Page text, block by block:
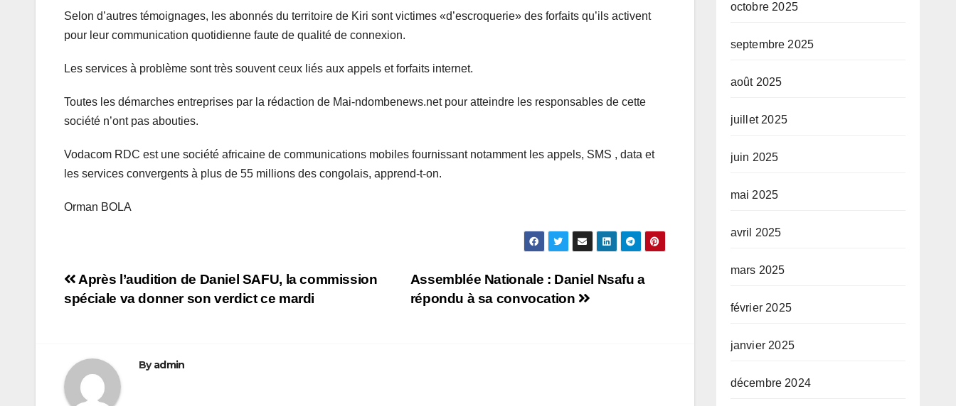
Selon d’autres témoignages, les abonnés du territoire de Kiri sont victimes «d’escroquerie» des forfaits qu’ils activent
pour leur communication quotidienne faute de qualité de connexion.
Les services à problème sont très souvent ceux liés aux appels et forfaits internet.
Toutes les démarches entreprises par la rédaction de Mai-ndombenews.net pour atteindre les responsables de cette
société n’ont pas abouties.
Vodacom RDC est une société africaine de communications mobiles fournissant notamment les appels, SMS , data et
les services convergents à plus de 55 millions des congolais, apprend-t-on.
Orman BOLA
Navigation
de
Assemblée Nationale : Daniel Nsafu a
répondu à sa convocation
Après l’audition de Daniel SAFU, la commission
spéciale va donner son verdict ce mardi
Byadmin
octobre 2025
septembre 2025
août 2025
juillet 2025
juin 2025
mai 2025
avril 2025
mars 2025
février 2025
janvier 2025
décembre 2024